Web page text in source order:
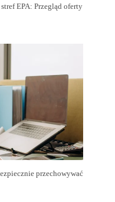
EPA: Przegląd oferty
przechowywać